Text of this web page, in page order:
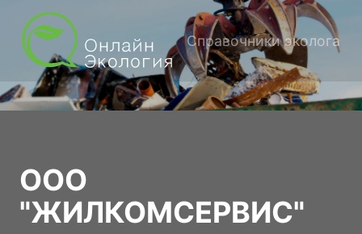
Справочники эколога
ООО
"ЖИЛКОМСЕРВИС"